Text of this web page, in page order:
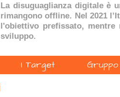
La disuguaglianza digitale è
rimangono offline. Nel 2021
l'obiettivo prefissato,
sviluppo.
I Target